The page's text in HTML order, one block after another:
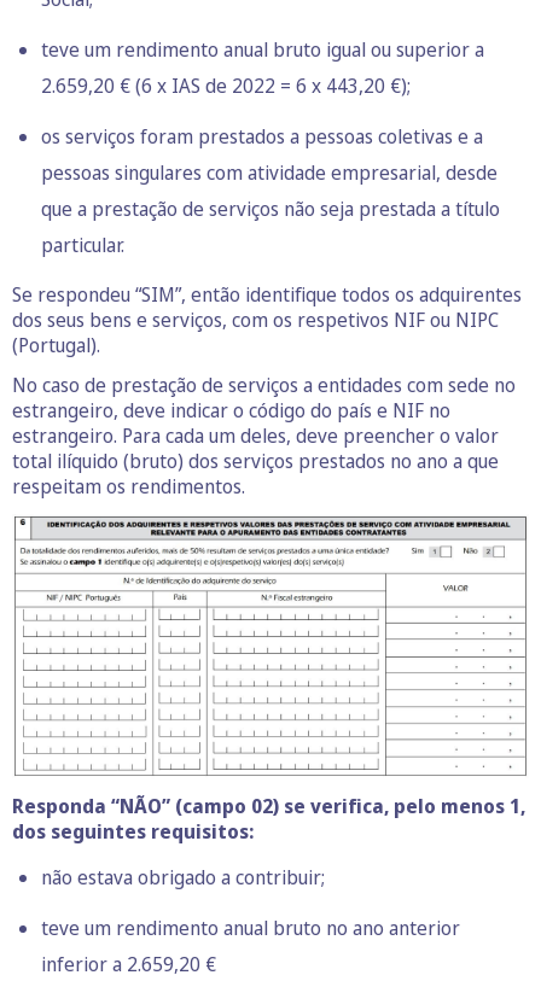
teve um rendimento anual bruto igual ou superior a
2.659,20 € (6 x IAS de 2022 = 6 x 443,20 €);
os serviços foram prestados a pessoas coletivas e a
pessoas singulares com atividade empresarial, desde
que a prestação de serviços não seja prestada a título
particular.
Se respondeu “SIM”, então identifique todos os adquirentes
dos seus bens e serviços, com os respetivos NIF ou NIPC
(Portugal).
No caso de prestação de serviços a entidades com sede no
estrangeiro, deve indicar o código do país e NIF no
estrangeiro. Para cada um deles, deve preencher o valor
total ilíquido (bruto) dos serviços prestados no ano a que
respeitam os rendimentos.
Responda “NÃO” (campo 02) se verifica, pelo menos 1,
dos seguintes requisitos:
não estava obrigado a contribuir;
teve um rendimento anual bruto no ano anterior
inferior a 2.659,20 €